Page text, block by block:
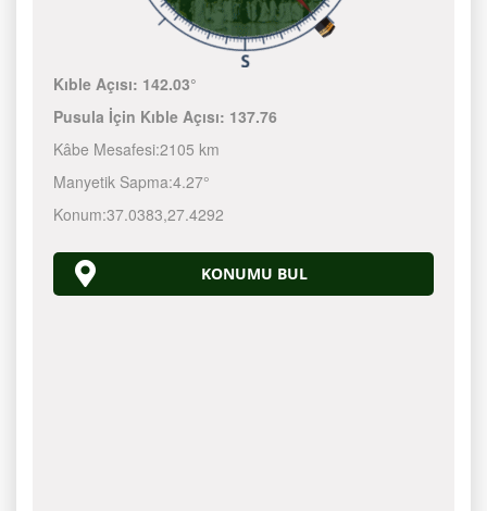
Kıble Açısı: 142.03°
Pusula İçin Kıble Açısı: 137.76
Kâbe Mesafesi:2105 km
Manyetik Sapma:4.27°
Konum:37.0383,27.4292
KONUMU BUL